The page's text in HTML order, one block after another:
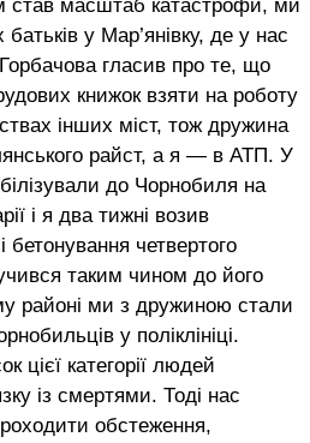
став масштаб катастрофи, ми
у Мар’янівку, де у нас
гласив про те, що
книжок взяти на роботу
інших міст, тож дружина
райст, а я — в АТП. У
до Чорнобиля на
і я два тижні возив
бетонування четвертого
таким чином до його
районі ми з дружиною стали
у поліклініці.
цієї категорії людей
із смертями. Тоді нас
обстеження,